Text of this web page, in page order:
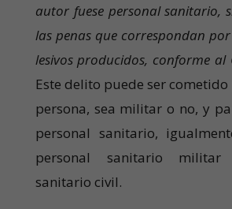
autor fuese personal sanitario,
las penas que correspondan
lesivos producidos, conforme al
Este delito puede ser
persona, sea militar o no, y
personal sanitario,
personal sanitario
sanitario civil.